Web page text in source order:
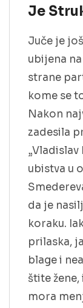
Je
Juče je
ubijena
strane
kome se
Nakon
zadesila
„Vladislav
ubistva u
da je
koraku.
prilaska,
blage i
štite
mora